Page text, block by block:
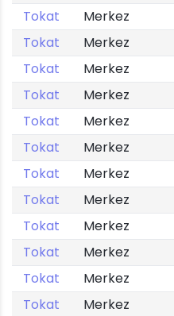
Tokat
Merkez
Tokat
Merkez
Tokat
Merkez
Tokat
Merkez
Tokat
Merkez
Tokat
Merkez
Tokat
Merkez
Tokat
Merkez
Tokat
Merkez
Tokat
Merkez
Tokat
Merkez
Tokat
Merkez